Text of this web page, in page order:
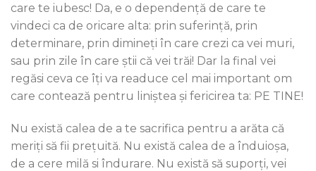
care te iubesc! Da, e o dependență de care te
vindeci ca de oricare alta: prin suferință, prin
determinare, prin dimineți în care crezi ca vei muri,
sau prin zile în care știi că vei trăi! Dar la final vei
regăsi ceva ce îți va readuce cel mai important om
care contează pentru liniștea și fericirea ta: PE TINE!
Nu există calea de a te sacrifica pentru a arăta că
meriți să fii prețuită. Nu există calea de a înduioșa,
de a cere milă si îndurare. Nu există să suporți, vei